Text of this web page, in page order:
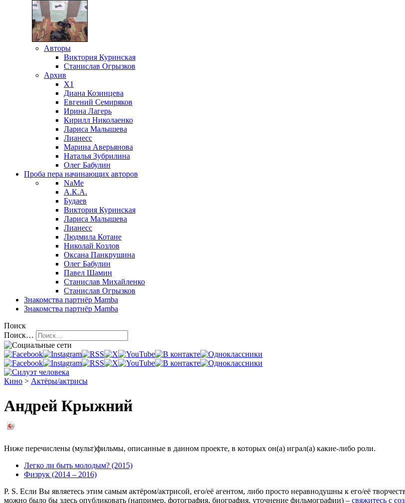
Авторы
Виктория Куринская
Станислав Огрызков
Архив
X1
Диана Козинцева
Евгений Семиряков
Ирина Лагерь
Кирилл Николаенко
Лариса Малышева
Лианесс
Марина Аверьянова
Наталья Зубрилина
Олег Бабулин
Проба пера начинающих авторов
NaMe
А.К.А.
Будаев
Виктория Куринская
Лариса Малышева
Лианесс
Людмила Котане
Николай Козлов
Оксана Панкрушина
Олег Бабулин
Павел Шамин
Станислав Михайленко
Станислав Огрызков
Знакомства партнёр Mamba
Знакомства партнёр Mamba
Поиск
Поиск…
Кино > Актёры/актрисы
Андрей Крыжний
Ниже перечислены (мульт)фильмы, описанные в данном проекте, в которых он(а) играл(а) какие-либо роли.
Легко ли быть молодым? (2015)
Физрук (2014 – 2016)
P. S. Если Вы являетесь этим самым актёром/актрисой, его/её агентом, либо просто неравнодушны к его/её
можно было бы здесь опубликовать (например, фотография, биография, уточнение фильмографии) – свяжитесь с